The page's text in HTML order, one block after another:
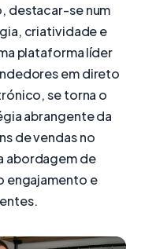
destacar-se num
criatividade e
plataforma líder
em direto
se torna o
abrangente da
de vendas no
abordagem de
engajamento e